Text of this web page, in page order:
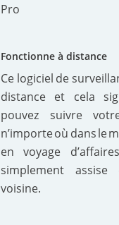
Pro
Fonctionne à distance
Ce logiciel de
distance et cela
pouvez suivre
n’importe où dans le
en voyage
simplement
voisine.